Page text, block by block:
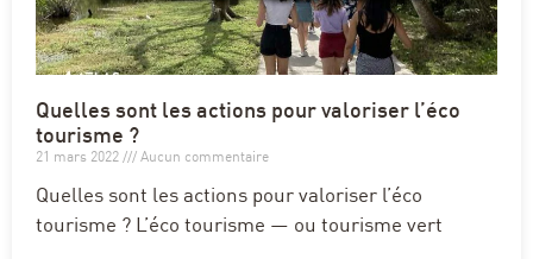
Quelles sont les actions pour valoriser l’éco
tourisme ?
21 mars 2022 Aucun commentaire
Quelles sont les actions pour valoriser l’éco
tourisme ? L’éco tourisme — ou tourisme vert